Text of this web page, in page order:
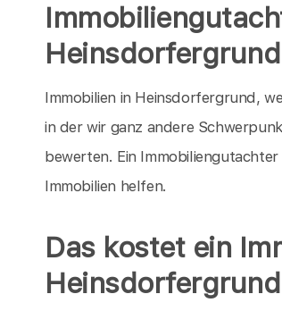
Immobilien in Heinsdorfergrund,
in der wir ganz andere
bewerten. Ein
Immobilien helfen.
Das kostet ein
Heinsdorfergrund